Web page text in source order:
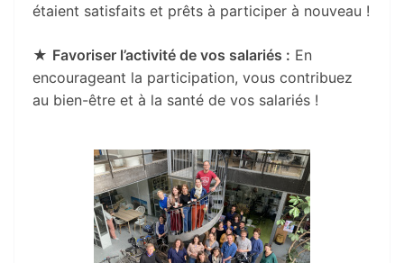
étaient satisfaits et prêts à participer à nouveau !
★ Favoriser l’activité de vos salariés : En
encourageant la participation, vous contribuez
au bien-être et à la santé de vos salariés !